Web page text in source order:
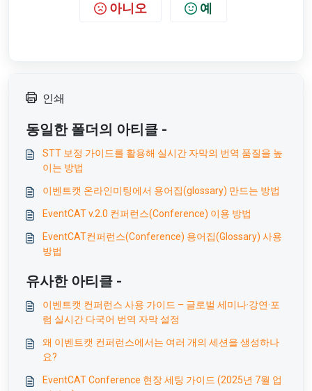
아니오 예
인쇄
동일한 폴더의 아티클 -
STT 보정 가이드를 활용해 실시간 자막의 번역 품질을 높
이는 방법
이벤트캣 온라인미팅에서 용어집(glossary) 만드는 방법
EventCAT v.2.0 컨퍼런스(Conference) 이용 방법
EventCAT컨퍼런스(Conference) 용어집(Glossary) 사용
방법
유사한 아티클 -
이벤트캣 컨퍼런스 사용 가이드 – 글로벌 세미나·강연·포
럼 실시간 다국어 번역 자막 설정
왜 이벤트캣 컨퍼런스에서는 여러 개의 세션을 생성하나
요?
EventCAT Conference 현장 세팅 가이드 (2025년 7월 업